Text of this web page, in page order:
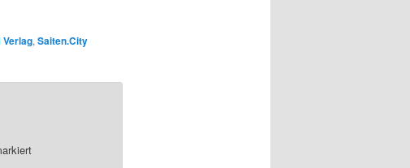
Verlag, Saiten.City